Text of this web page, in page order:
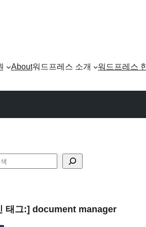
About워드프레스 소개 워드프레스
태그:] document manager